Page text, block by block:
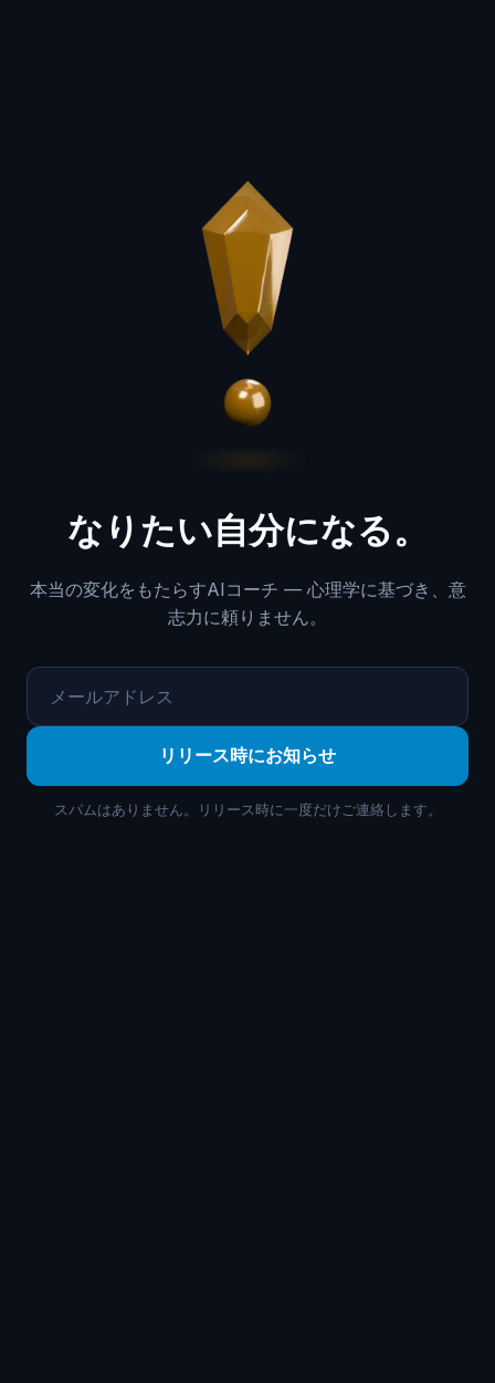
なりたい自分になる。
本当の変化をもたらすAIコーチ — 心理学に基づき、意
志力に頼りません。
メールアドレス
リリース時にお知らせ
スパムはありません。リリース時に一度だけご連絡します。